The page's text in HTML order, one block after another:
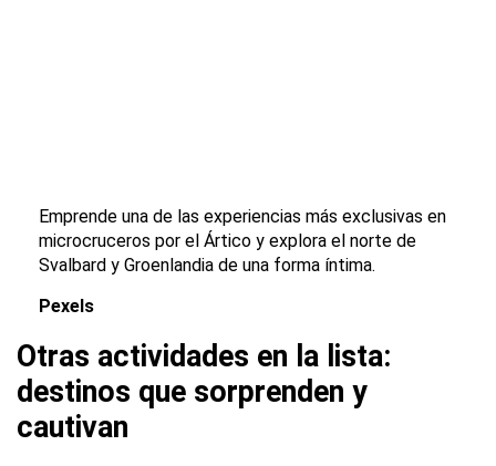
Emprende una de las experiencias más exclusivas en
microcruceros por el Ártico y explora el norte de
Svalbard y Groenlandia de una forma íntima.
Pexels
Otras actividades en la lista:
destinos que sorprenden y
cautivan